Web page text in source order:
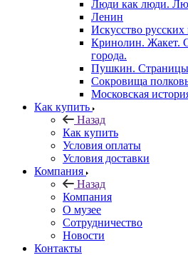
Люди как люди.
Ленин
Искусство
Кринолин. Жакет.
города.
Пушкин. Страницы
Сокровища
Московская
Как купить
Назад
Как купить
Условия оплаты
Условия доставки
Компания
Назад
Компания
О музее
Сотрудничество
Новости
Контакты